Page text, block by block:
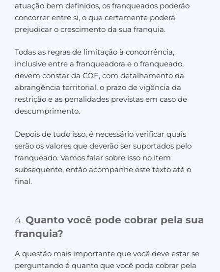
atuação bem definidos, os franqueados poderão
concorrer entre si, o que certamente poderá
prejudicar o crescimento da sua franquia.
Todas as regras de limitação à concorrência,
inclusive entre a franqueadora e o franqueado,
devem constar da COF, com detalhamento da
abrangência territorial, o prazo de vigência da
restrição e as penalidades previstas em caso de
descumprimento.
Depois de tudo isso, é necessário verificar quais
serão os valores que deverão ser suportados pelo
franqueado. Vamos falar sobre isso no item
subsequente, então acompanhe este texto até o
final.
4. Quanto você pode cobrar pela sua
franquia?
A questão mais importante que você deve estar se
perguntando é quanto que você pode cobrar pela